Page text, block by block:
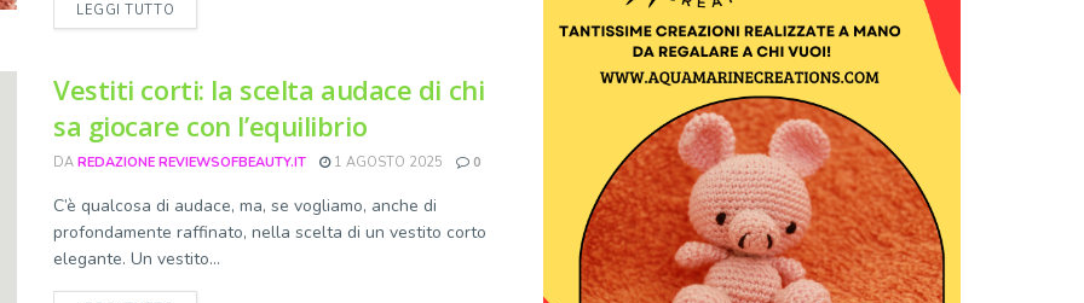
LEGGI TUTTO
Vestiti corti: la scelta audace di chi
sa giocare con l’equilibrio
DA REDAZIONE REVIEWSOFBEAUTY.IT 1 AGOSTO 2025 0
C’è qualcosa di audace, ma, se vogliamo, anche di
profondamente raffinato, nella scelta di un vestito corto
elegante. Un vestito...